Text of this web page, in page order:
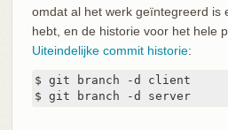
omdat al het werk geïntegreerd is
hebt, en de historie voor het hele
Uiteindelijke commit historie:
$ git branch -d client
$ git branch -d server